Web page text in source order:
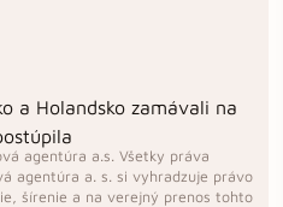
agentúra a.s. Všetky práva
agentúra a. s. si vyhradzuje právo
šírenie a na verejný prenos tohto